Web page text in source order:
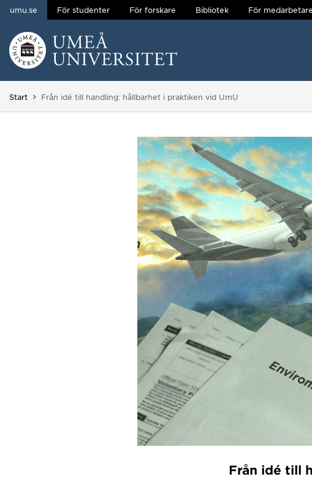
Hoppa direkt till innehållet
umu.se För studenter För forskare Bibliotek För medarbetare
Huvudmenyn dold.
Start Du är här:
Från idé till handling: hållbarhet i praktiken vid UmU
Från idé till